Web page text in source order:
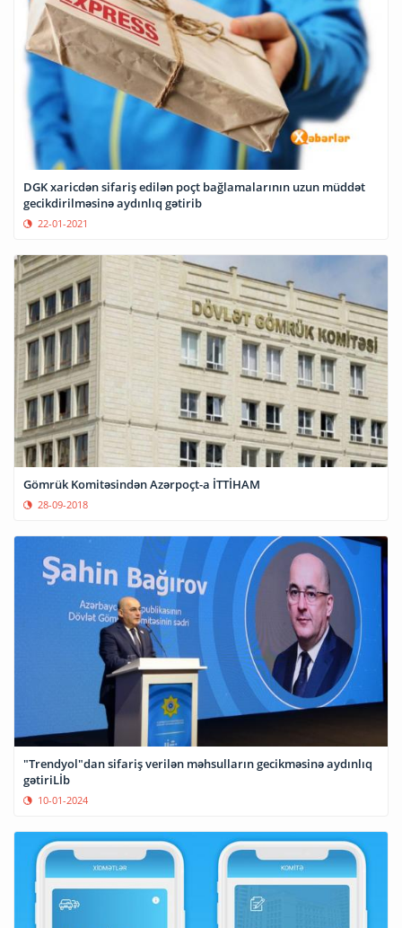
DGK xaricdən sifariş edilən poçt bağlamalarının uzun müddət
gecikdirilməsinə aydınlıq gətirib
22-01-2021
Gömrük Komitəsindən Azərpoçt-a İTTİHAM
28-09-2018
"Trendyol"dan sifariş verilən məhsulların gecikməsinə aydınlıq
gətiriLİb
10-01-2024